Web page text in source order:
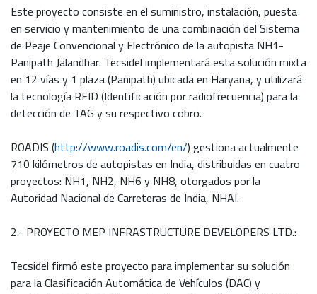
Este proyecto consiste en el suministro, instalación, puesta
en servicio y mantenimiento de una combinación del Sistema
de Peaje Convencional y Electrónico de la autopista NH1-
Panipath Jalandhar. Tecsidel implementará esta solución mixta
en 12 vías y 1 plaza (Panipath) ubicada en Haryana, y utilizará
la tecnología RFID (Identificación por radiofrecuencia) para la
detección de TAG y su respectivo cobro.
ROADIS (http://www.roadis.com/en/) gestiona actualmente
710 kilómetros de autopistas en India, distribuidas en cuatro
proyectos: NH1, NH2, NH6 y NH8, otorgados por la
Autoridad Nacional de Carreteras de India, NHAI.
2.- PROYECTO MEP INFRASTRUCTURE DEVELOPERS LTD.:
Tecsidel firmó este proyecto para implementar su solución
para la Clasificación Automática de Vehículos (DAC) y